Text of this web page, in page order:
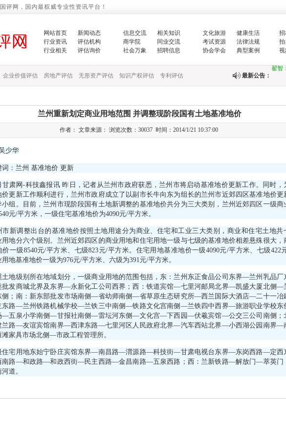
评网，国内最权威专业性资讯平台！
网站首页
新闻动态
行业资讯
评估机构
行业相关
评估询价
信息交流
相关知识
商学院
同业交流
社会万象
招聘信息
文化旅游
健康生活
考试资源
法律法规
协会学会
典型案例
视
企业价值评估 房地产评估 无形资产评估 知识产权评估 专利评估 最新公告：
生…
翟智
全面
中央
关
关
财政
国务
中共
《中
国家
的…
关于
议…
关
关
国
兰州重新划定商业用地范围 并调整现阶段国有土地基准地价
作者： 文章来源： 浏览次数：30037 时间：2014/1/21 10:37:00
少华
兰州 基准地价 更新
网-科技鑫报讯 昨日，记者从兰州市政府获悉，兰州市将启动基准地价更新工作。同时，
价更新工作顺利进行，兰州市政府成立了以副市长牛向东为组长的兰州市近郊四区基准地价更
小组。目前，兰州市现阶段国有土地新调整的基准地价共分为三大类别，兰州近郊四区一级商
元/平方米，一级住宅基准地价为4090元/平方米。
调整出台的基准地价按照土地用途分为商业、住宅和工业三大类别，商业和住宅土地共
用地分六个级别。兰州近郊四区的商业用地和住宅用地一级与七级的基准地价相差悬殊很大，
价一级8540元/平方米、七级823元/平方米。住宅用地基准地价一级4090元/平方米、七级422
地基准地价一级为976元/平方米、六级为391元/平方米。
级别所在地域划分，一级商业用地的范围包括，东：兰州东正食品公司东界—兰州乳品
批发商城北界及东界—永新化工公司西界；西：铁道宾馆—七里河邮局北界—凯盛大厦北侧—
侧；南：新东部批发市场南侧—省幼师南侧—省草原生态研究所—西兰国际大酒店—二十一冶
路—兰州铁路机械学校—兰铁三中南侧—铁路文化宫南侧—兰铁四中西界—旅游职业学校
—五泉小学南侧—甘报社南侧—雷坛河东侧—文化宫—下西园—伏羲宾馆—公交三公司南侧；
路—友谊宾馆南界—西津东路—七里河区人民政府北界—汽车西站北界—小西湖公园南界—
家具市场北侧—市政工程管理所。
用地东始宁卧庄宾馆东界—南昌路—渭源路—科技街—甘肃电视台东界—东岗西路—定西
南路—和政路—和政西街—民主西路—金昌南路—五泉西路；西：兰新铁路—解放门—萃英门
道。